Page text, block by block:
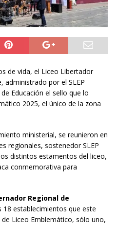
de vida, el Liceo Libertador
administrado por el SLEP
Educación el sello que lo
2025, el único de la zona
ministerial, se reunieron en
regionales, sostenedor SLEP
distintos estamentos del liceo,
conmemorativa para
Regional de
18 establecimientos que este
Liceo Emblemático, sólo uno,